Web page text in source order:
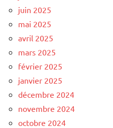
juin 2025
mai 2025
avril 2025
mars 2025
février 2025
janvier 2025
décembre 2024
novembre 2024
octobre 2024